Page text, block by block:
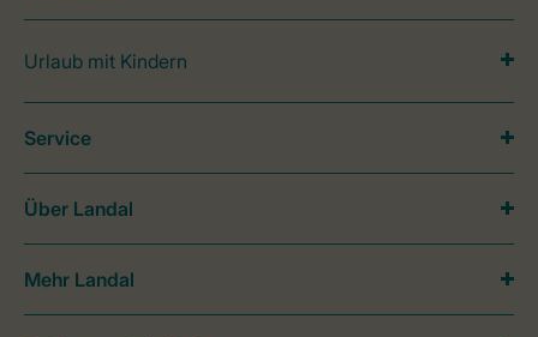
Urlaub mit Kindern
Service
Über Landal
Mehr Landal